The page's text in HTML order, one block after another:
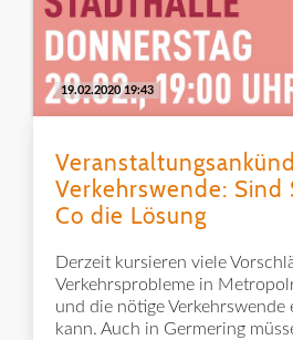
19.02.2020 19:43
Verkehrswende: Sind
Co die Lösung
Derzeit kursieren viele
Verkehrsprobleme in
und die nötige Verkehrswende
kann. Auch in Germering